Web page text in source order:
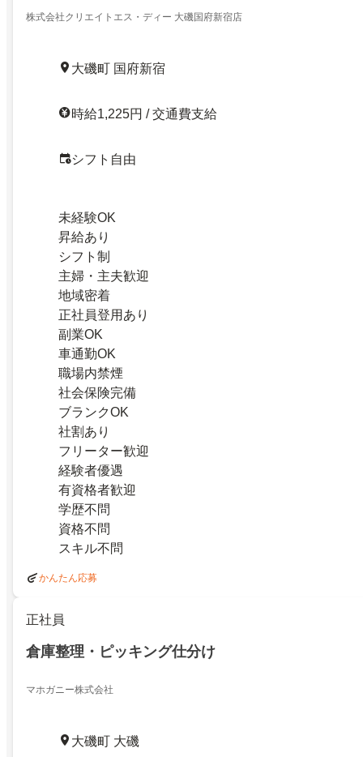
株式会社クリエイトエス・ディー 大磯国府新宿店
大磯町 国府新宿
時給1,225円 / 交通費支給
シフト自由
未経験OK
昇給あり
シフト制
主婦・主夫歓迎
地域密着
正社員登用あり
副業OK
車通勤OK
職場内禁煙
社会保険完備
ブランクOK
社割あり
フリーター歓迎
経験者優遇
有資格者歓迎
学歴不問
資格不問
スキル不問
かんたん応募
正社員
倉庫整理・ピッキング仕分け
マホガニー株式会社
大磯町 大磯